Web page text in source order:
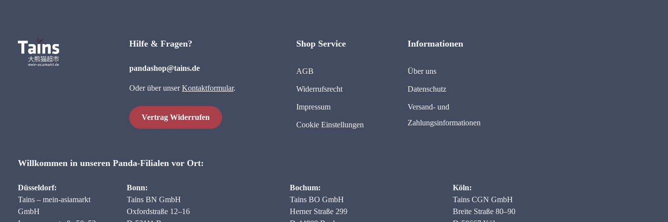
Willkommen in unseren Panda-Filialen vor Ort:
Düsseldorf:
Tains – mein-asiamarkt
GmbH
Bonn:
Tains BN GmbH
Oxfordstraße 12–16
Bochum:
Tains BO GmbH
Herner Straße 299
Köln:
Tains CGN GmbH
Breite Straße 80–90
Hilfe & Fragen?
pandashop@tains.de
Oder über unserKontaktformular.
Vertrag Widerrufen
Shop Service
AGB
Widerrufsrecht
Impressum
Cookie Einstellungen
Informationen
Über uns
Datenschutz
Versand- und
Zahlungsinformationen